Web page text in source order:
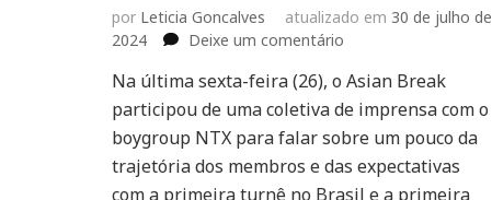
por Leticia Goncalves atualizado em 30 de julho de
2024
Deixe um comentário
NTX
conta
sobre
expectativas
da
Na última sexta-feira (26), o Asian Break
participou de uma coletiva de imprensa com o
boygroup NTX para falar sobre um pouco da
trajetória dos membros e das expectativas
com a primeira turnê no Brasil e a primeira